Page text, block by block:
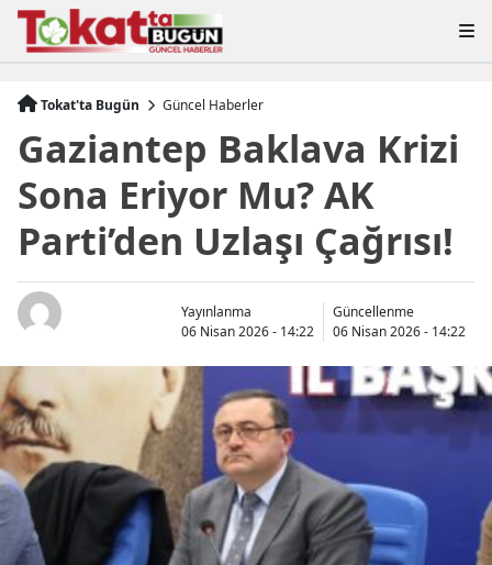
Tokat'ta Bugün Güncel Haberler
Gaziantep Baklava Krizi
Sona Eriyor Mu? AK
Parti’den Uzlaşı Çağrısı!
Yayınlanma
06 Nisan 2026 - 14:22
Güncellenme
06 Nisan 2026 - 14:22